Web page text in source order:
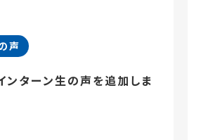
声
ターン生の声を追加しま